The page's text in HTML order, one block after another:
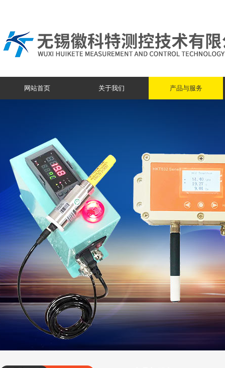
网站首页 关于我们 产品与服务